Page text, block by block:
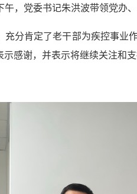
，党委书记朱洪波带领党办
分肯定了老干部为疾控事业
感谢，并表示将继续关注和